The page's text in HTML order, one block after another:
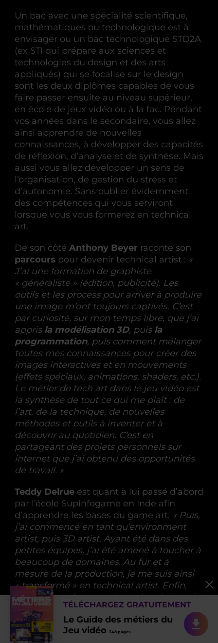
Un bac avec une spécialité scientifique,
mathématiques ou technologique est à
envisager ou un bac technologique STD2A
(ex STI qui prépare aux sciences et
technologies du design et des arts
appliqués) qui se focalise sur le design
sont les deux diplômes capables de vous
faire passer ensuite au niveau supérieur,
en école de jeux vidéo ou à la fac. Pendant
vos années dans le secondaire, vous allez
ainsi apprendre de nouvelles
connaissances, à développer des capacités
de réflexion, d’analyse et de synthèse. Mais
aussi vous allez développer un sens de
l’organisation, de gestion du stress et
d’autonomie. Sans oublier évidemment
des compétences qui vous serviront
lorsque vous vous formerez en technical
art.
De son côté Anthony Beyer raconte son
parcours pour devenir technical artist : «
J’ai une formation de graphiste
« généraliste » (édition, publicité). Les
outils et les process pour arriver à produire
une image m’ont toujours captivés. C’est
par curiosité, sur mon temps libre, que j’ai
appris la modélisation 3D, puis la
programmation, puis comment mélanger
toutes mes connaissances pour créer des
images interactives et en mouvements
(effets spéciaux, animations, shaders, etc.).
Le métier de tech art dans le jeu vidéo est
la synthèse de tout ce qui me plaît : de
l’art, de la technique, de nouvelles
méthodes et outils à inventer et à
découvrir au quotidien. C’est en
partageant des projets personnels sur
internet que j’ai obtenu des opportunités
de travail. »
Teddy Delrue est quant à lui passé d’abord
par l’école Supinfogame en Inde afin
d’apprendre les bases du game art. « Puis,
j’ai commencé en tant qu’environment
artist, puis 3D artist. Ayant été dans des
petites équipes, j’ai été amené à toucher à
beaucoup de domaines. Au fur et à
mesure de la production, je me suis ainsi
« transformé » en technical artist. Enfin,
c’est à force de proposition, de solutions (et
aussi grâce aux opportunités que j’ai su
saisir) que je me suis dirigé
« officiellement » vers le poste de technical
TÉLÉCHARGEZ GRATUITEMENT
Le Guide des métiers du
Jeu vidéo 348 pages